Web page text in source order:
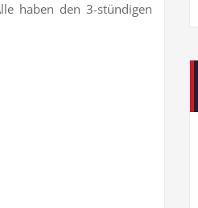
haben den 3-stündigen